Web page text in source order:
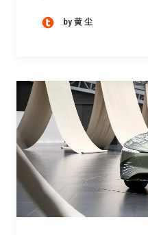
by 黄 尘